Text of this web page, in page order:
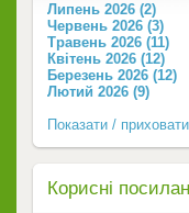
Липень 2026 (2)
Червень 2026 (3)
Травень 2026 (11)
Квітень 2026 (12)
Березень 2026 (12)
Лютий 2026 (9)
Показати /
Корисні